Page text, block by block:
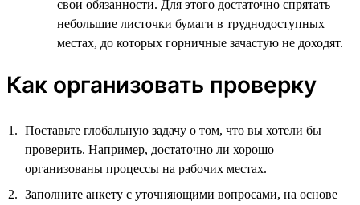
свои обязанности. Для этого достаточно спрятать
небольшие листочки бумаги в труднодоступных
местах, до которых горничные зачастую не доходят.
Как организовать проверку
Поставьте глобальную задачу о том, что вы хотели бы
проверить. Например, достаточно ли хорошо
организованы процессы на рабочих местах.
Заполните анкету с уточняющими вопросами, на основе